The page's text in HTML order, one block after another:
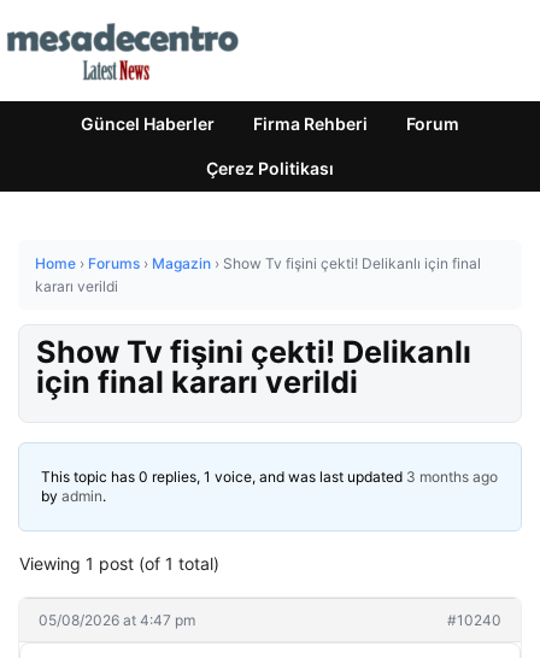
Güncel Haberler Firma Rehberi Forum
Çerez Politikası
Home › Forums › Magazin › Show Tv fişini çekti! Delikanlı için final
kararı verildi
Show Tv fişini çekti! Delikanlı
için final kararı verildi
This topic has 0 replies, 1 voice, and was last updated 3 months ago
by admin.
Viewing 1 post (of 1 total)
05/08/2026 at 4:47 pm #10240